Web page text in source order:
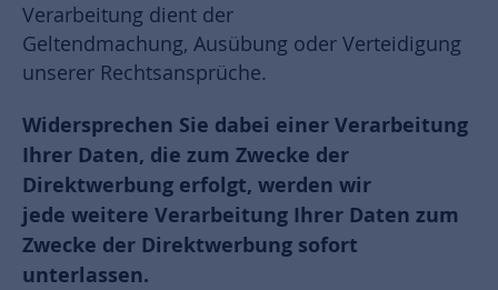
Verarbeitung dient der
Geltendmachung, Ausübung oder Verteidigung
unserer Rechtsansprüche.
Widersprechen Sie dabei einer Verarbeitung
Ihrer Daten, die zum Zwecke der
Direktwerbung erfolgt, werden wir
jede weitere Verarbeitung Ihrer Daten zum
Zwecke der Direktwerbung sofort
unterlassen.